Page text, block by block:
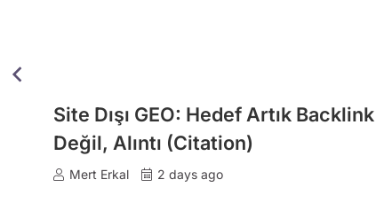
Site Dışı GEO: Hedef Artık Backlink
Değil, Alıntı (Citation)
Mert Erkal 2 days ago